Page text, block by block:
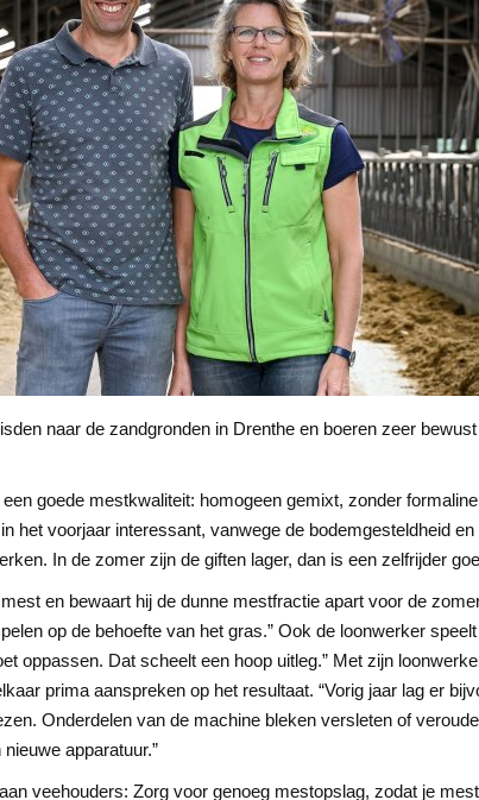
naar de zandgronden in Drenthe en boeren zeer
goede mestkwaliteit: homogeen gemixt, zonder
het voorjaar interessant, vanwege de bodemgesteldheid
In de zomer zijn de giften lager, dan is een zelfrijder
en bewaart hij de dunne mestfractie apart voor de
op de behoefte van het gras.” Ook de loonwerker
oppassen. Dat scheelt een hoop uitleg.” Met zijn
prima aanspreken op het resultaat. “Vorig jaar lag er
Onderdelen van de machine bleken versleten of
apparatuur.”
veehouders: Zorg voor genoeg mestopslag, zodat je